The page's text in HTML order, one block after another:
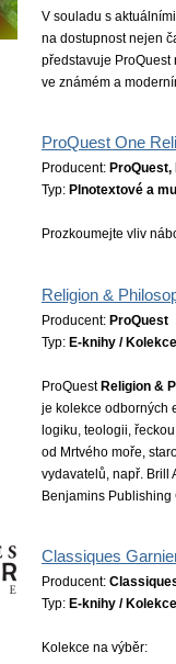
V souladu s
na dostupnost nejen
představuje ProQuest
ve známém a
ProQuest One
Producent:
Typ: Plnotextové a
Prozkoumejte vliv
Religion &
Producent: ProQuest
Typ: E-knihy /
ProQuestReligion &
je kolekce odborných
logiku, teologii,
od Mrtvého moře,
vydavatelů, např. Brill
Benjamins Publishing
Classiques
Producent:
Typ: E-knihy /
Kolekce na výběr: